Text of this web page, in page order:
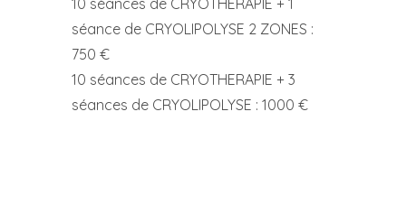
10 séances de CRYOTHERAPIE + 1
séance de CRYOLIPOLYSE 2 ZONES :
750 €
10 séances de CRYOTHERAPIE + 3
séances de CRYOLIPOLYSE : 1000 €